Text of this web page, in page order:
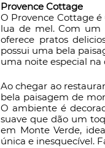
Provence Cottage
O Provence Cottage
lua de mel. Com um
oferece pratos
possui uma bela
uma noite especial na
Ao chegar ao
bela paisagem de
O ambiente é
suave que dão um
em Monte Verde,
única e inesquecível.